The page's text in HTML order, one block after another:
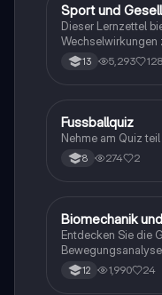
Sport
Sport und
Dieser Lernzettel
Wechselwirkungen
einschließlich der
Trainingslehre und
gesundheitlichen
Sports ab.
13 5,293 128
FSport
Fussballquiz
Nehme am Quiz
8 274 2
Sport
Biomechanik
Entdecken Sie die
Niedersachsen
Phasenmodelle
12 1,990 24